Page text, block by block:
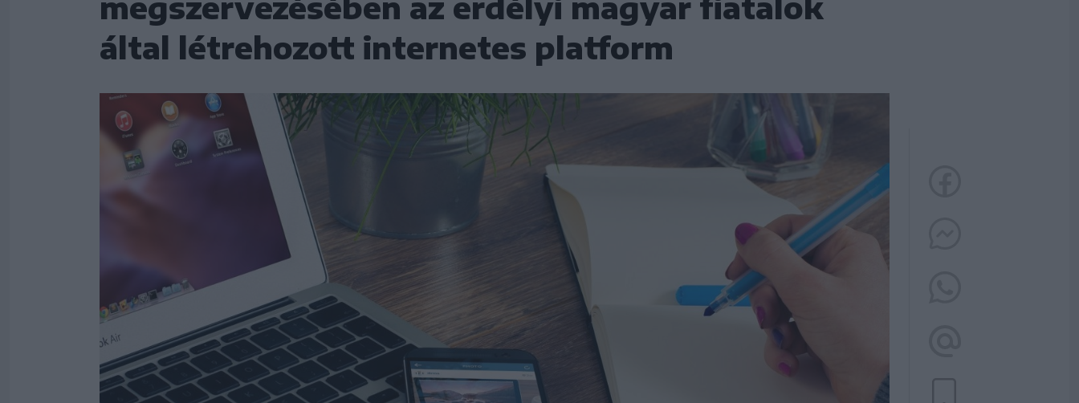
által létrehozott internetes platform